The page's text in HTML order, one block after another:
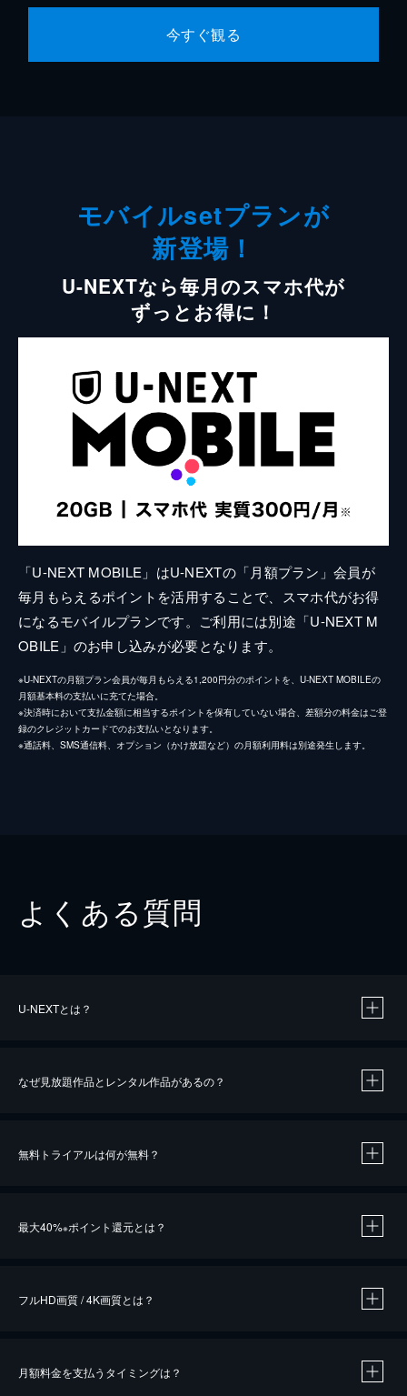
今すぐ観る
モバイルsetプランが
新登場！
U-NEXTなら毎月のスマホ代が
ずっとお得に！
「U-NEXT MOBILE」はU-NEXTの「月額プラン」会員が
毎月もらえるポイントを活用することで、スマホ代がお得
になるモバイルプランです。ご利用には別途「U-NEXT M
OBILE」のお申し込みが必要となります。
※U-NEXTの月額プラン会員が毎月もらえる1,200円分のポイントを、U-NEXT MOBILEの
月額基本料の支払いに充てた場合。
※決済時において支払金額に相当するポイントを保有していない場合、差額分の料金はご登
録のクレジットカードでのお支払いとなります。
※通話料、SMS通信料、オプション（かけ放題など）の月額利用料は別途発生します。
よくある質問
U-NEXTとは？
なぜ見放題作品とレンタル作品があるの？
無料トライアルは何が無料？
最大40%※ポイント還元とは？
※40％ポイント還元の対象は、クレジットカード決済による作品の購入 / レンタルです。
フルHD画質 / 4K画質とは？
月額料金を支払うタイミングは？